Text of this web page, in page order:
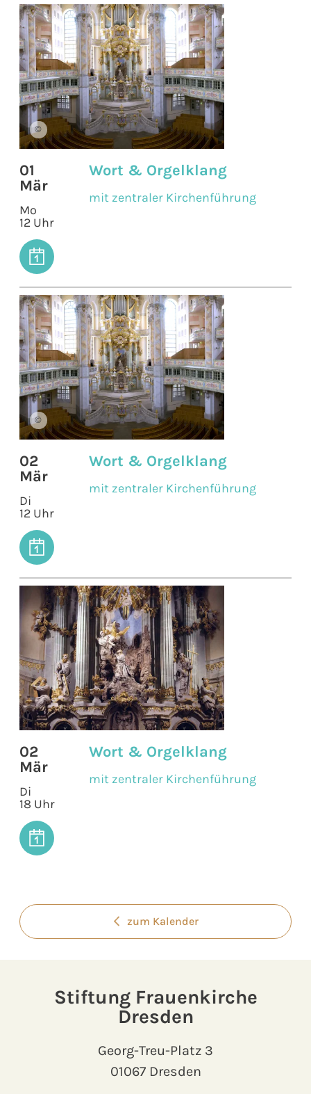
©
01
Mär
Mo
12 Uhr
Wort & Orgelklang
mit zentraler Kirchenführung
©
02
Mär
Di
12 Uhr
Wort & Orgelklang
mit zentraler Kirchenführung
02
Mär
Di
18 Uhr
Wort & Orgelklang
mit zentraler Kirchenführung
zum Kalender
Stiftung Frauenkirche
Dresden
Georg-Treu-Platz 3
01067 Dresden